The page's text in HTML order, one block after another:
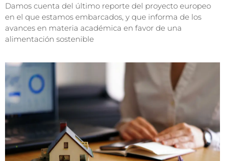
Damos cuenta del último reporte del proyecto europeo
en el que estamos embarcados, y que informa de los
avances en materia académica en favor de una
alimentación sostenible